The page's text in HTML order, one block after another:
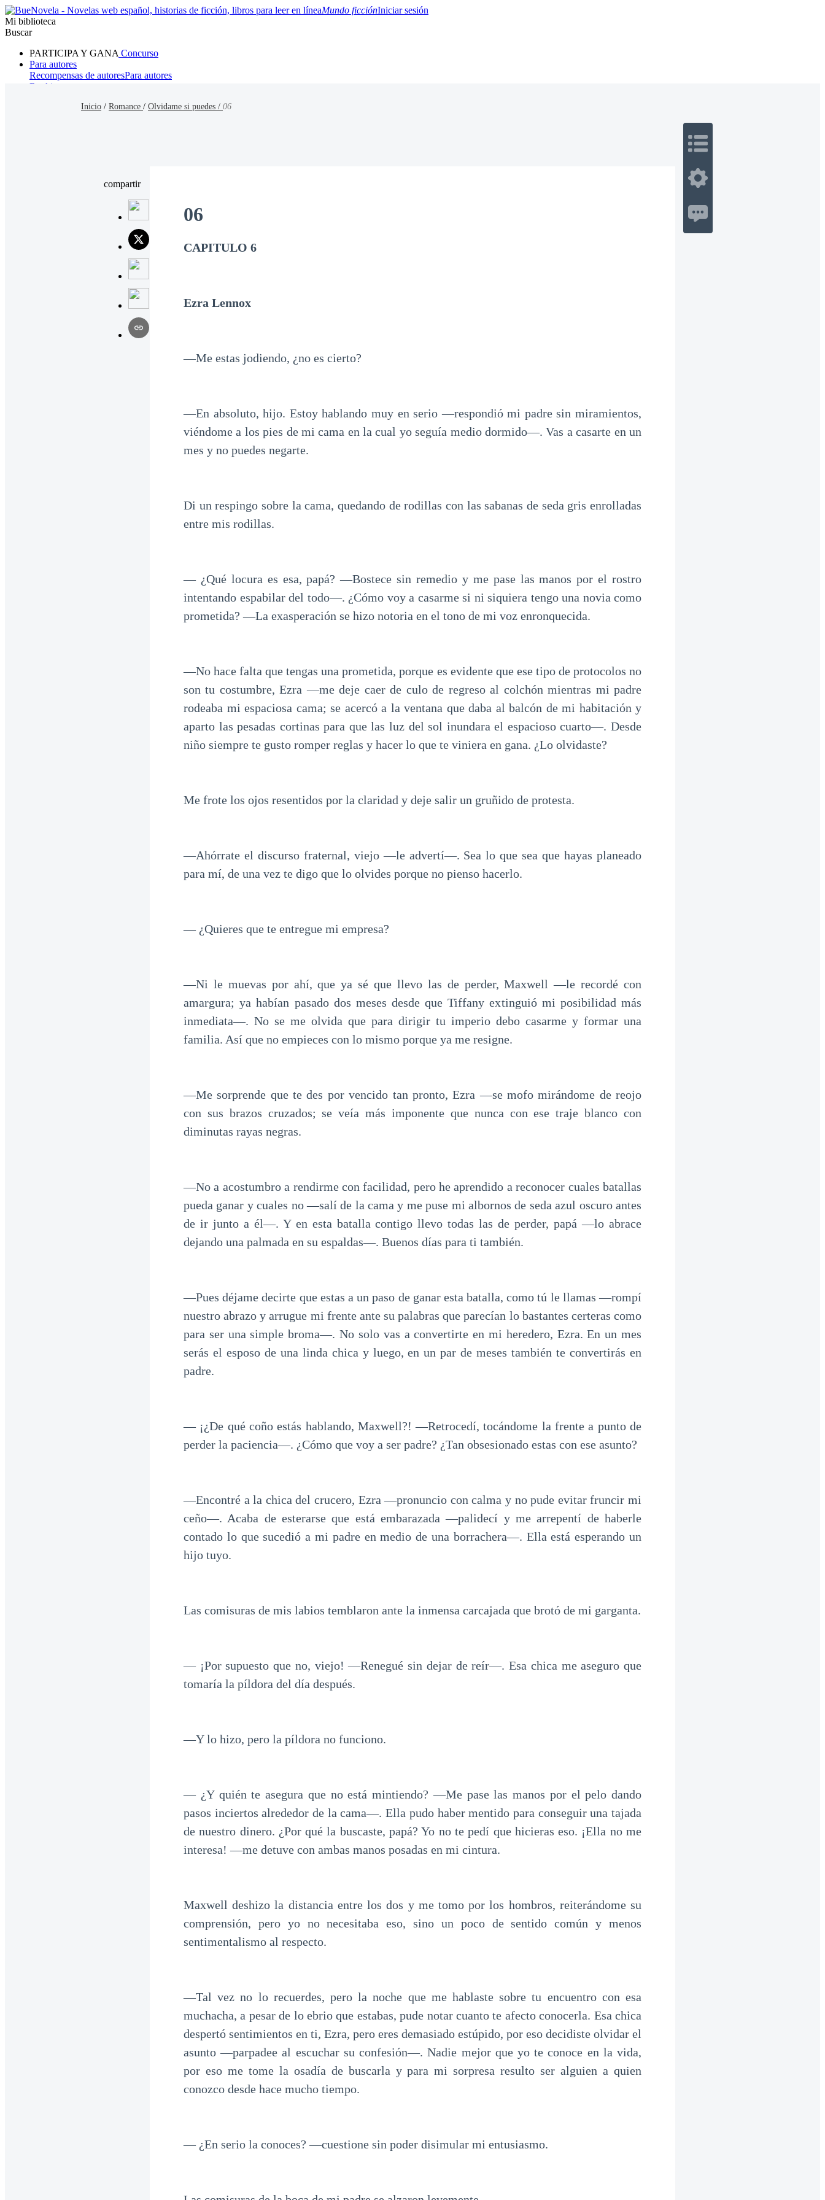
Mundo ficciónIniciar sesión
Mi biblioteca
Buscar
PARTICIPA Y GANA Concurso
Para autores
Recompensas de autoresPara autores
Ranking
Inicio / Romance / Olvidame si puedes / 06
compartir
06
CAPITULO 6
Ezra Lennox
—Me estas jodiendo, ¿no es cierto?
—En absoluto, hijo. Estoy hablando muy en serio —respondió mi padre sin miramientos,
viéndome a los pies de mi cama en la cual yo seguía medio dormido—. Vas a casarte en un
mes y no puedes negarte.
Di un respingo sobre la cama, quedando de rodillas con las sabanas de seda gris enrolladas
entre mis rodillas.
— ¿Qué locura es esa, papá? —Bostece sin remedio y me pase las manos por el rostro
intentando espabilar del todo—. ¿Cómo voy a casarme si ni siquiera tengo una novia como
prometida? —La exasperación se hizo notoria en el tono de mi voz enronquecida.
—No hace falta que tengas una prometida, porque es evidente que ese tipo de protocolos no
son tu costumbre, Ezra —me deje caer de culo de regreso al colchón mientras mi padre
rodeaba mi espaciosa cama; se acercó a la ventana que daba al balcón de mi habitación y
aparto las pesadas cortinas para que las luz del sol inundara el espacioso cuarto—. Desde
niño siempre te gusto romper reglas y hacer lo que te viniera en gana. ¿Lo olvidaste?
Me frote los ojos resentidos por la claridad y deje salir un gruñido de protesta.
—Ahórrate el discurso fraternal, viejo —le advertí—. Sea lo que sea que hayas planeado
para mí, de una vez te digo que lo olvides porque no pienso hacerlo.
— ¿Quieres que te entregue mi empresa?
—Ni le muevas por ahí, que ya sé que llevo las de perder, Maxwell —le recordé con
amargura; ya habían pasado dos meses desde que Tiffany extinguió mi posibilidad más
inmediata—. No se me olvida que para dirigir tu imperio debo casarme y formar una
familia. Así que no empieces con lo mismo porque ya me resigne.
—Me sorprende que te des por vencido tan pronto, Ezra —se mofo mirándome de reojo
con sus brazos cruzados; se veía más imponente que nunca con ese traje blanco con
diminutas rayas negras.
—No a acostumbro a rendirme con facilidad, pero he aprendido a reconocer cuales batallas
pueda ganar y cuales no —salí de la cama y me puse mi albornos de seda azul oscuro antes
de ir junto a él—. Y en esta batalla contigo llevo todas las de perder, papá —lo abrace
dejando una palmada en su espaldas—. Buenos días para ti también.
—Pues déjame decirte que estas a un paso de ganar esta batalla, como tú le llamas —rompí
nuestro abrazo y arrugue mi frente ante su palabras que parecían lo bastantes certeras como
para ser una simple broma—. No solo vas a convertirte en mi heredero, Ezra. En un mes
serás el esposo de una linda chica y luego, en un par de meses también te convertirás en
padre.
— ¡¿De qué coño estás hablando, Maxwell?! —Retrocedí, tocándome la frente a punto de
perder la paciencia—. ¿Cómo que voy a ser padre? ¿Tan obsesionado estas con ese asunto?
—Encontré a la chica del crucero, Ezra —pronuncio con calma y no pude evitar fruncir mi
ceño—. Acaba de esterarse que está embarazada —palidecí y me arrepentí de haberle
contado lo que sucedió a mi padre en medio de una borrachera—. Ella está esperando un
hijo tuyo.
Las comisuras de mis labios temblaron ante la inmensa carcajada que brotó de mi garganta.
— ¡Por supuesto que no, viejo! —Renegué sin dejar de reír—. Esa chica me aseguro que
tomaría la píldora del día después.
—Y lo hizo, pero la píldora no funciono.
— ¿Y quién te asegura que no está mintiendo? —Me pase las manos por el pelo dando
pasos inciertos alrededor de la cama—. Ella pudo haber mentido para conseguir una tajada
de nuestro dinero. ¿Por qué la buscaste, papá? Yo no te pedí que hicieras eso. ¡Ella no me
interesa! —me detuve con ambas manos posadas en mi cintura.
Maxwell deshizo la distancia entre los dos y me tomo por los hombros, reiterándome su
comprensión, pero yo no necesitaba eso, sino un poco de sentido común y menos
sentimentalismo al respecto.
—Tal vez no lo recuerdes, pero la noche que me hablaste sobre tu encuentro con esa
muchacha, a pesar de lo ebrio que estabas, pude notar cuanto te afecto conocerla. Esa chica
despertó sentimientos en ti, Ezra, pero eres demasiado estúpido, por eso decidiste olvidar el
asunto —parpadee al escuchar su confesión—. Nadie mejor que yo te conoce en la vida,
por eso me tome la osadía de buscarla y para mi sorpresa resulto ser alguien a quien
conozco desde hace mucho tiempo.
— ¿En serio la conoces? —cuestione sin poder disimular mi entusiasmo.